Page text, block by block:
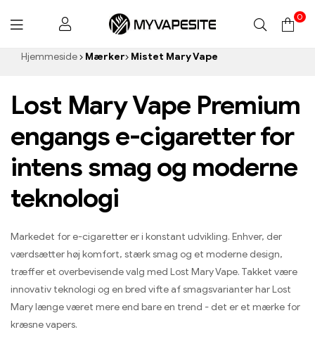
Myvapesite.de
0
Hjemmeside Mærker Mistet Mary Vape
Lost Mary Vape Premium
engangs e-cigaretter for
intens smag og moderne
teknologi
Markedet for e-cigaretter er i konstant udvikling. Enhver, der
værdsætter høj komfort, stærk smag og et moderne design,
træffer et overbevisende valg med Lost Mary Vape. Takket være
innovativ teknologi og en bred vifte af smagsvarianter har Lost
Mary længe været mere end bare en trend - det er et mærke for
kræsne vapers.